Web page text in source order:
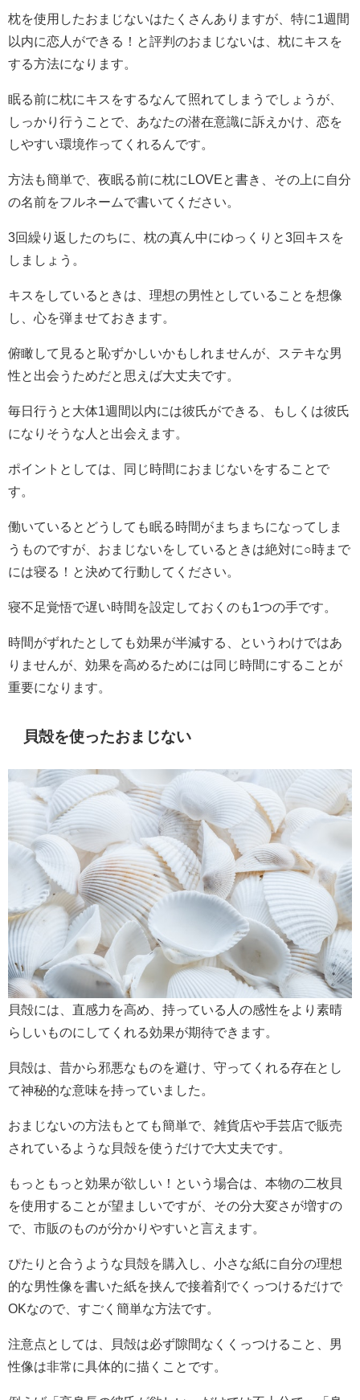
枕を使用したおまじないはたくさんありますが、特に1週間
以内に恋人ができる！と評判のおまじないは、枕にキスを
する方法になります。
眠る前に枕にキスをするなんて照れてしまうでしょうが、
しっかり行うことで、あなたの潜在意識に訴えかけ、恋を
しやすい環境作ってくれるんです。
方法も簡単で、夜眠る前に枕にLOVEと書き、その上に自分
の名前をフルネームで書いてください。
3回繰り返したのちに、枕の真ん中にゆっくりと3回キスを
しましょう。
キスをしているときは、理想の男性としていることを想像
し、心を弾ませておきます。
俯瞰して見ると恥ずかしいかもしれませんが、ステキな男
性と出会うためだと思えば大丈夫です。
毎日行うと大体1週間以内には彼氏ができる、もしくは彼氏
になりそうな人と出会えます。
ポイントとしては、同じ時間におまじないをすることで
す。
働いているとどうしても眠る時間がまちまちになってしま
うものですが、おまじないをしているときは絶対に○時まで
には寝る！と決めて行動してください。
寝不足覚悟で遅い時間を設定しておくのも1つの手です。
時間がずれたとしても効果が半減する、というわけではあ
りませんが、効果を高めるためには同じ時間にすることが
重要になります。
貝殻を使ったおまじない
貝殻には、直感力を高め、持っている人の感性をより素晴
らしいものにしてくれる効果が期待できます。
貝殻は、昔から邪悪なものを避け、守ってくれる存在とし
て神秘的な意味を持っていました。
おまじないの方法もとても簡単で、雑貨店や手芸店で販売
されているような貝殻を使うだけで大丈夫です。
もっともっと効果が欲しい！という場合は、本物の二枚貝
を使用することが望ましいですが、その分大変さが増すの
で、市販のものが分かりやすいと言えます。
ぴたりと合うような貝殻を購入し、小さな紙に自分の理想
的な男性像を書いた紙を挟んで接着剤でくっつけるだけで
OKなので、すごく簡単な方法です。
注意点としては、貝殻は必ず隙間なくくっつけること、男
性像は非常に具体的に描くことです。